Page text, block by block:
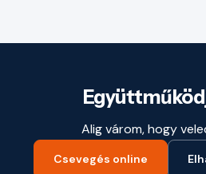
Alig várom, hogy
Csevegés online